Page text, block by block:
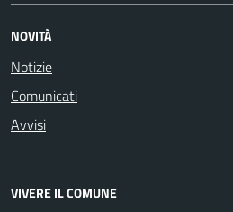
NOVITÀ
Notizie
Comunicati
Avvisi
VIVERE IL COMUNE